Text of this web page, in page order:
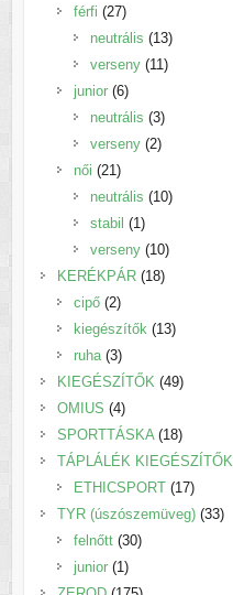
férfi 2727
termék
neutrális 1313
termék
verseny 11 11
junior 66
termék
neutrális 33
termék
verseny 22
női 21 21
termék
neutrális 1010
stabil 1 1
termék
verseny 1010
termék
KERÉKPÁR 1818
cipő 22
termék
kiegészítők 1313
ruha 33
termék
KIEGÉSZÍTŐK 4949
OMIUS 44
termék
SPORTTÁSKA 1818
termék
TÁPLÁLÉK KIEGÉSZÍTŐK
ETHICSPORT 1717
termék
TYR (úszószemüveg) 3333
felnőtt 3030
junior 1 1